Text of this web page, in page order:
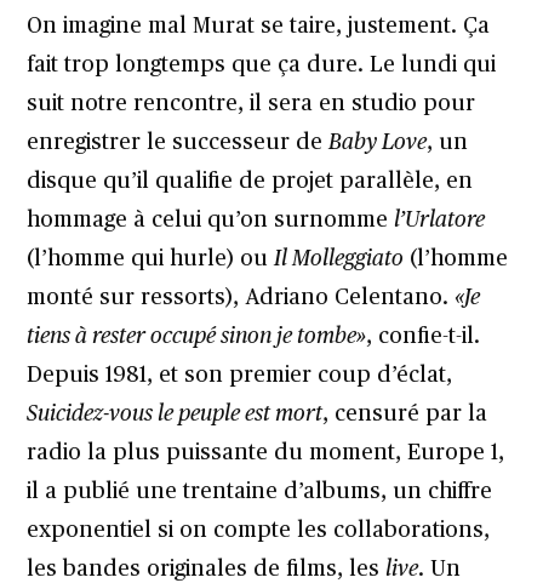
On imagine mal Murat se taire, justement. Ça
fait trop longtemps que ça dure. Le lundi qui
suit notre rencontre, il sera en studio pour
enregistrer le successeur de Baby Love, un
disque qu’il qualifie de projet parallèle, en
hommage à celui qu’on surnommel’Urlatore
(l’homme qui hurle) ou Il Molleggiato (l’homme
monté sur ressorts), Adriano Celentano. «Je
tiens à rester occupé sinon je tombe», confie-t-il.
Depuis 1981, et son premier coup d’éclat,
Suicidez-vous le peuple est mort, censuré par la
radio la plus puissante du moment, Europe 1,
il a publié une trentaine d’albums, un chiffre
exponentiel si on compte les collaborations,
les bandes originales de films, leslive. Un